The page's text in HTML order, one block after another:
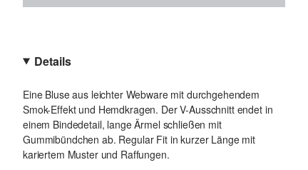
Details
Eine Bluse aus leichter Webware mit durchgehendem
Smok-Effekt und Hemdkragen. Der V-Ausschnitt endet in
einem Bindedetail, lange Ärmel schließen mit
Gummibündchen ab. Regular Fit in kurzer Länge mit
kariertem Muster und Raffungen.